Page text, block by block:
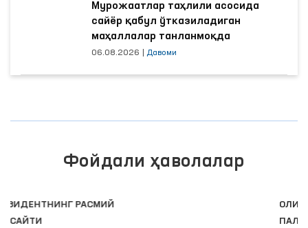
Мурожаатлар таҳлили асосида
сайёр қабул ўтказиладиган
маҳаллалар танланмоқда
06.08.2026 Давоми
Фойдали ҳаволалар
ОЛИЙ МАЖЛИС ҚОНУНЧИЛИК